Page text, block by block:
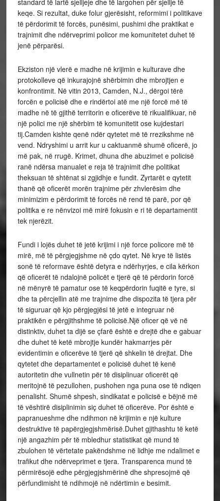
standard të lartë sjelljeje dhe të largohen për sjellje të
keqe. Si rezultat, duke folur gjerësisht, reformimi i politikave
të përdorimit të forcës, punësimi, pushimi dhe praktikat e
trajnimit dhe ndërveprimi policor me komunitetet duhet të
jenë përparësi.
Ekziston një vlerë e madhe në krijimin e kulturave dhe
protokolleve që inkurajojnë shërbimin dhe mbrojtjen e
konfrontimit. Në vitin 2013, Camden, N.J., dërgoi tërë
forcën e policisë dhe e rindërtoi atë me një forcë më të
madhe në të gjithë territorin e oficerëve të rikualifikuar, në
një polici me një shërbim të komunitetit ose kujdestari
tij.Camden kishte qenë ndër qytetet më të rrezikshme në
vend. Ndryshimi u arrit kur u caktuanmë shumë oficerë, jo
më pak, në rrugë. Krimet, dhuna dhe abuzimet e policisë
ranë ndërsa manualet e reja të trajnimit dhe politikat
theksuan të shtënat si zgjidhje e fundit. Zyrtarët e qytetit
thanë që oficerët morën trajnime për zhvlerësim dhe
minimizim e përdorimit të forcës në rend të parë, por që
politika e re nënvizoi më mirë fokusin e ri të departamentit
tek njerëzit.
Fundi i lojës duhet të jetë krijimi i një force policore më të
mirë, më të përgjegjshme në çdo qytet. Në krye të listës
sonë të reformave është detyra e ndërhyrjes, e cila kërkon
që oficerët të ndalojnë policët e tjerë që të përdorin forcë
në mënyrë të pamatur ose të keqpërdorin fuqitë e tyre, si
dhe ta përcjellin atë me trajnime dhe dispozita të tjera për
të siguruar që kjo përgjegjësi të jetë e integruar në
praktikën e përgjithshme të policisë.Një oficer që vë në
distinktiv, duhet ta dijë se çfarë është e drejtë dhe e gabuar
dhe duhet të ketë mbrojtje kundër hakmarrjes për
evidentimin e oficerëve të tjerë që shkelin të drejtat. Dhe
qytetet dhe departamentet e policisë duhet të kenë
autoritetin dhe vullnetin për të disiplinuar oficerët që
meritojnë të pezullohen, pushohen nga puna ose të ndiqen
penalisht. Shumë shpesh, sindikatat e policisë e bëjnë më
të vështirë disiplinimin siç duhet të oficerëve. Por është e
papranueshme dhe ndihmon në krijimin e një kulture
destruktive të papërgjegjshmërisë.Duhet gjithashtu të ketë
një angazhim për të mbledhur statistikat që mund të
zbulohen të vërtetate pakëndshme në lidhje me ndalimet e
trafikut dhe ndërveprimet e tjera. Transparenca mund të
përmirësojë edhe përgjegjshmërinë dhe shpresojmë që
përfundimisht të ndihmojë në ndërtimin e besimit.